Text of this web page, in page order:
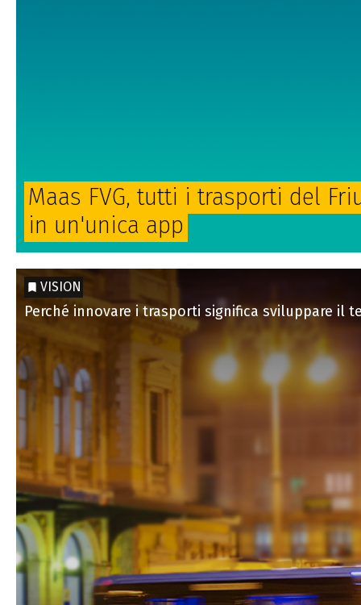
Maas FVG, tutti i trasporti del
in un'unica app
VISION
Perché innovare i trasporti significa sviluppare il